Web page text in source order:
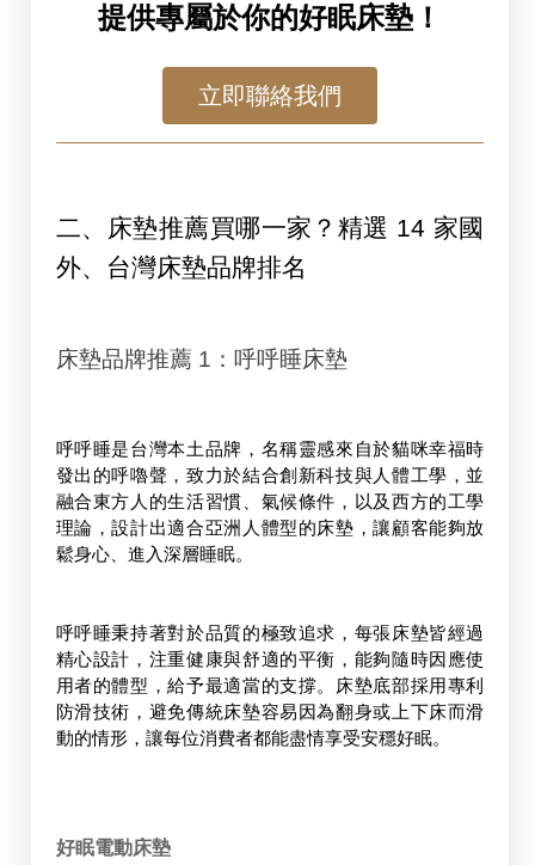
提供專屬於你的好眠床墊！
立即聯絡我們
二、床墊推薦買哪一家？精選 14 家國
外、台灣床墊品牌排名
床墊品牌推薦 1：呼呼睡床墊
呼呼睡是台灣本土品牌，名稱靈感來自於貓咪幸福時
發出的呼嚕聲，致力於結合創新科技與人體工學，並
融合東方人的生活習慣、氣候條件，以及西方的工學
理論，設計出適合亞洲人體型的床墊，讓顧客能夠放
鬆身心、進入深層睡眠。
呼呼睡秉持著對於品質的極致追求，每張床墊皆經過
精心設計，注重健康與舒適的平衡，能夠隨時因應使
用者的體型，給予最適當的支撐。床墊底部採用專利
防滑技術，避免傳統床墊容易因為翻身或上下床而滑
動的情形，讓每位消費者都能盡情享受安穩好眠。
好眠電動床墊